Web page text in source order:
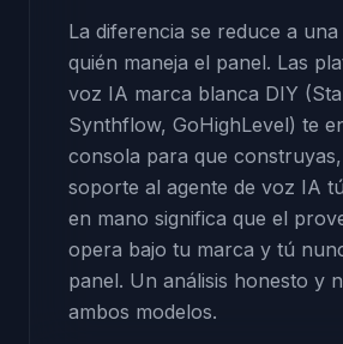
La diferencia se reduce a
quién maneja el panel. Las
voz IA marca blanca DIY
Synthflow, GoHighLevel) te
consola para que
soporte al agente de voz IA
en mano significa que el
opera bajo tu marca y tú
panel. Un análisis honesto y
ambos modelos.